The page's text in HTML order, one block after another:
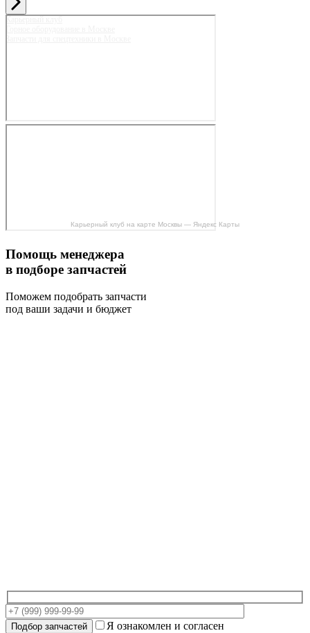
Карьерный клуб на карте Москвы — Яндекс Карты
Помощь менеджера
в подборе запчастей
Поможем подобрать запчасти
под ваши задачи и бюджет
Я ознакомлен и согласен